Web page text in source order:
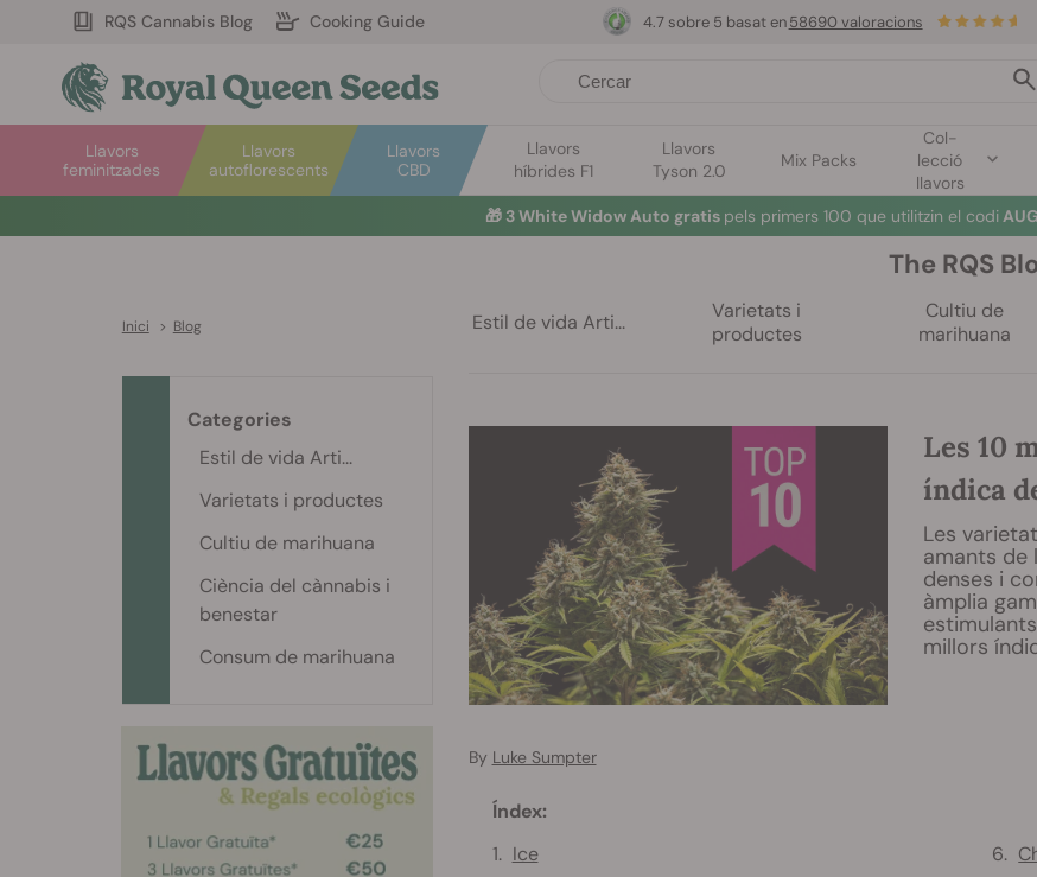
RQS Cannabis Blog Cooking Guide
Llavors
autoflorescents
Llavors
feminitzades
Llavors
CBD
Llavors
híbrides F1
Llavors
Tyson 2.0
Mix Packs
Col-
lecció
llavors
4.7 sobre 5 basat en 58690 valoracions
🎁 3 White Widow Auto gratis pels primers 100 que utilitzin el codi
Inici > Blog
The RQS
Estil de vida Arti...
Varietats i
productes
Cultiu de
marihuana
Les 10
índica
Les
amants de
denses i
àmplia
millors
By Luke Sumpter
Índex:
Ice
Categories
Estil de vida Arti...
Varietats i productes
Cultiu de marihuana
Ciència del cànnabis i
benestar
Consum de marihuana